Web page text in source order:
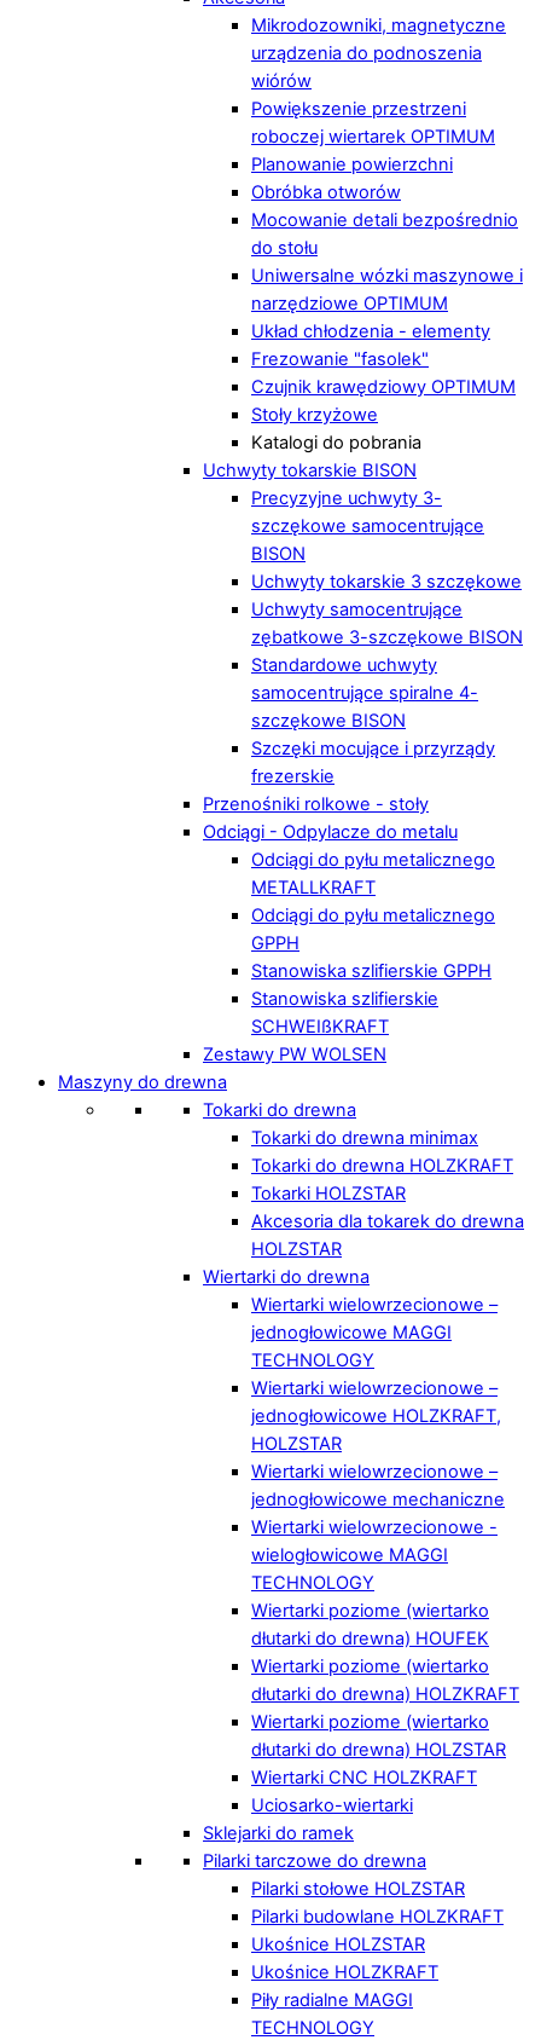
Mikrodozowniki, magnetyczne
urządzenia do podnoszenia
wiórów
Powiększenie przestrzeni
roboczej wiertarek OPTIMUM
Planowanie powierzchni
Obróbka otworów
Mocowanie detali bezpośrednio
do stołu
Uniwersalne wózki maszynowe i
narzędziowe OPTIMUM
Układ chłodzenia - elementy
Frezowanie "fasolek"
Czujnik krawędziowy OPTIMUM
Stoły krzyżowe
Katalogi do pobrania
Uchwyty tokarskie BISON
Precyzyjne uchwyty 3-
szczękowe samocentrujące
BISON
Uchwyty tokarskie 3 szczękowe
Uchwyty samocentrujące
zębatkowe 3-szczękowe BISON
Standardowe uchwyty
samocentrujące spiralne 4-
szczękowe BISON
Szczęki mocujące i przyrządy
frezerskie
Przenośniki rolkowe - stoły
Odciągi - Odpylacze do metalu
Odciągi do pyłu metalicznego
METALLKRAFT
Odciągi do pyłu metalicznego
GPPH
Stanowiska szlifierskie GPPH
Stanowiska szlifierskie
SCHWEIßKRAFT
Zestawy PW WOLSEN
Maszyny do drewna
Tokarki do drewna
Tokarki do drewna minimax
Tokarki do drewna HOLZKRAFT
Tokarki HOLZSTAR
Akcesoria dla tokarek do drewna
HOLZSTAR
Wiertarki do drewna
Wiertarki wielowrzecionowe –
jednogłowicowe MAGGI
TECHNOLOGY
Wiertarki wielowrzecionowe –
jednogłowicowe HOLZKRAFT,
HOLZSTAR
Wiertarki wielowrzecionowe –
jednogłowicowe mechaniczne
Wiertarki wielowrzecionowe -
wielogłowicowe MAGGI
TECHNOLOGY
Wiertarki poziome (wiertarko
dłutarki do drewna) HOUFEK
Wiertarki poziome (wiertarko
dłutarki do drewna) HOLZKRAFT
Wiertarki poziome (wiertarko
dłutarki do drewna) HOLZSTAR
Wiertarki CNC HOLZKRAFT
Uciosarko-wiertarki
Sklejarki do ramek
Pilarki tarczowe do drewna
Pilarki stołowe HOLZSTAR
Pilarki budowlane HOLZKRAFT
Ukośnice HOLZSTAR
Ukośnice HOLZKRAFT
Piły radialne MAGGI
TECHNOLOGY